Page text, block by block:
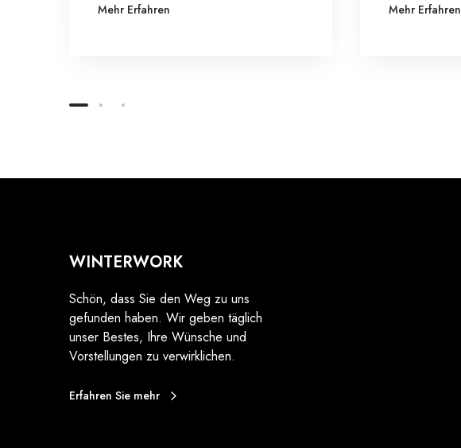
Mehr Erfahren Mehr Erfahren
WINTERWORK
Schön, dass Sie den Weg zu uns
gefunden haben. Wir geben täglich
unser Bestes, Ihre Wünsche und
Vorstellungen zu verwirklichen.
Erfahren Sie mehr